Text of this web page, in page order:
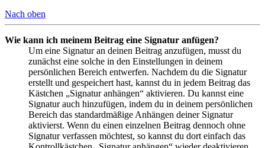
Nach oben
Wie kann ich meinem Beitrag eine Signatur anfügen?
Um eine Signatur an deinen Beitrag anzufügen, musst du
zunächst eine solche in den Einstellungen in deinem
persönlichen Bereich entwerfen. Nachdem du die Signatur
erstellt und gespeichert hast, kannst du in jedem Beitrag das
Kästchen „Signatur anhängen“ aktivieren. Du kannst eine
Signatur auch hinzufügen, indem du in deinem persönlichen
Bereich das standardmäßige Anhängen deiner Signatur
aktivierst. Wenn du einen einzelnen Beitrag dennoch ohne
Signatur verfassen möchtest, so kannst du dort einfach das